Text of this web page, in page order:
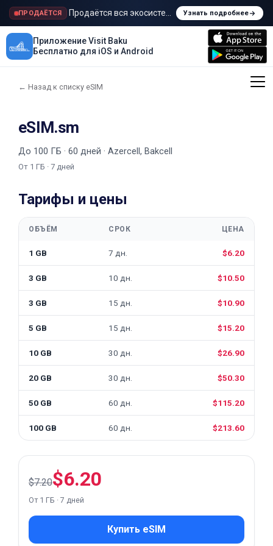
ПРОДАЁТСЯ Продаётся вся экосистема Visit BakuУзнать подробнее
Приложение Visit Baku
Бесплатно для iOS и Android
← Назад к списку eSIM
eSIM.sm
До 100 ГБ · 60 дней · Azercell, Bakcell
От 1 ГБ · 7 дней
Тарифы и цены
ОБЪЁМ СРОК ЦЕНА
1 GB 7 дн. $6.20
3 GB 10 дн. $10.50
3 GB 15 дн. $10.90
5 GB 15 дн. $15.20
10 GB 30 дн. $26.90
20 GB 30 дн. $50.30
50 GB 60 дн. $115.20
100 GB 60 дн. $213.60
$7.20$6.20
От 1 ГБ · 7 дней
Купить eSIM